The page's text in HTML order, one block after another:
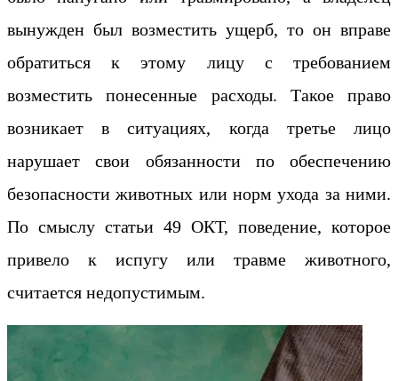
вынужден был возместить ущерб, то он вправе
обратиться к этому лицу с требованием
возместить понесенные расходы. Такое право
возникает в ситуациях, когда третье лицо
нарушает свои обязанности по обеспечению
безопасности животных или норм ухода за ними.
По смыслу статьи 49 ОКТ, поведение, которое
привело к испугу или травме животного,
считается недопустимым.